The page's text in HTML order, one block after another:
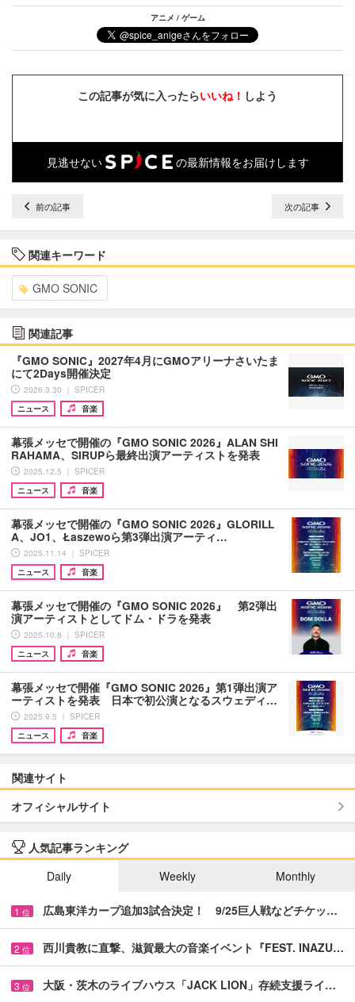
アニメ / ゲーム
この記事が気に入ったらいいね！ しよう
見逃せない の最新情報をお届けします
前の記事 次の記事
関連キーワード
GMO SONIC
関連記事
『GMO SONIC』2027年4月にGMOアリーナさいたま
にて2Days開催決定
2026.3.30 ｜ SPICER
ニュース
音楽
幕張メッセで開催の『GMO SONIC 2026』ALAN SHI
RAHAMA、SIRUPら最終出演アーティストを発表
2025.12.5 ｜ SPICER
ニュース
音楽
幕張メッセで開催の『GMO SONIC 2026』GLORILL
A、JO1、Łaszewoら第3弾出演アーティ…
2025.11.14 ｜ SPICER
ニュース
音楽
幕張メッセで開催の『GMO SONIC 2026』 第2弾出
演アーティストとしてドム・ドラを発表
2025.10.8 ｜ SPICER
ニュース
音楽
幕張メッセで開催『GMO SONIC 2026』第1弾出演ア
ーティストを発表 日本で初公演となるスウェディ…
2025.9.5 ｜ SPICER
ニュース
音楽
関連サイト
オフィシャルサイト
人気記事ランキング
Daily
Weekly Monthly
1 位 広島東洋カープ追加3試合決定！ 9/25巨人戦などチケッ…
2 位 西川貴教に直撃、滋賀最大の音楽イベント『FEST. INAZU…
3 位 大阪・茨木のライブハウス「JACK LION」存続支援ライ…